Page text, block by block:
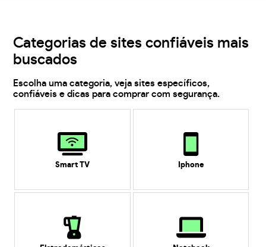
Categorias de sites confiáveis mais
buscados
Escolha uma categoria, veja sites específicos,
confiáveis e dicas para comprar com segurança.
Smart TV Iphone